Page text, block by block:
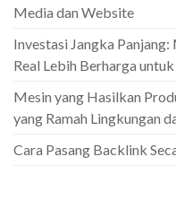
Media dan Website
Investasi Jangka
Real Lebih Berharga
Mesin yang Hasilkan
yang Ramah Lingkungan
Cara Pasang Backlink